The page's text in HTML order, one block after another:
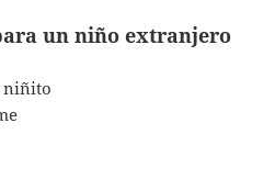
un niño extranjero
niñito